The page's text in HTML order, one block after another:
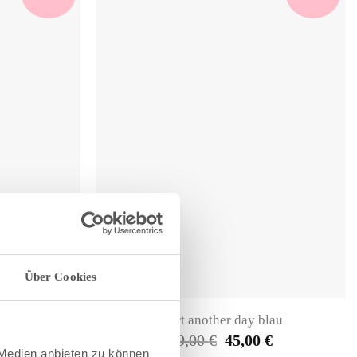
Über Cookies
anbieten zu können
Preis
Shirt another day blau
89,00€ Ursprünglicher
Preis
45,00 €Aktueller